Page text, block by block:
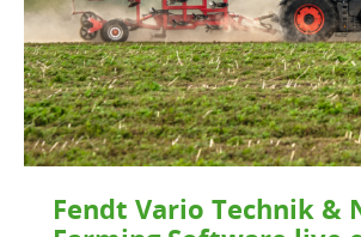
Fendt Vario Technik &